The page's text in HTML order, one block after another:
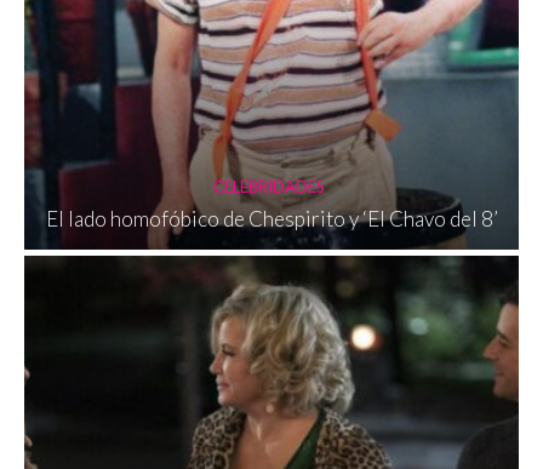
CELEBRIDADES
El lado homofóbico de Chespirito y ‘El Chavo del 8’